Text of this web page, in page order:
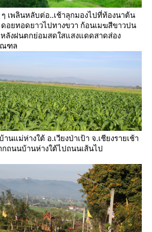
เพลินหลับต่อ..เช้าลุกมองไปที่ท้องนาต้น
อยทอดยาวไปทางขวา ก้อนเมฆสีขาวปน
หลังฝนตกย่อมสดใสแสงแดดสาดส่อง
ณฑล
นแม่ห่างใต้ อ.เวียงป่าเป้า จ.เชียงรายเช้า
กถนนบ้านห่างใต้ไปถนนเส้นไป